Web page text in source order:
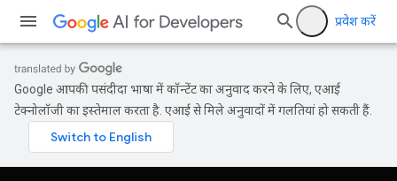
प्रवेश करें
Google आपकी पसंदीदा भाषा में कॉन्टेंट का अनुवाद करने के लिए, एआई
टेक्नोलॉजी का इस्तेमाल करता है. एआई से मिले अनुवादों में गलतियां हो सकती हैं.